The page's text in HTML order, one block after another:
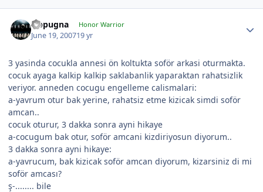
Oppugna Honor Warrior
June 19, 200719 yr
3 yasinda cocukla annesi ön koltukta soför arkasi oturmakta.
cocuk ayaga kalkip kalkip saklabanlik yaparaktan rahatsizlik
veriyor. anneden cocugu engelleme calismalari:
a-yavrum otur bak yerine, rahatsiz etme kizicak simdi soför
amcan..
cocuk oturur, 3 dakka sonra ayni hikaye
a-cocugum bak otur, soför amcani kizdiriyosun diyorum..
3 dakka sonra ayni hikaye:
a-yavrucum, bak kizicak soför amcan diyorum, kizarsiniz di mi
soför amcası?
ş-........ bile